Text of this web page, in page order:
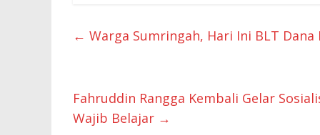
← Warga Sumringah, Hari Ini BLT
Fahruddin Rangga Kembali Gelar
Wajib Belajar →